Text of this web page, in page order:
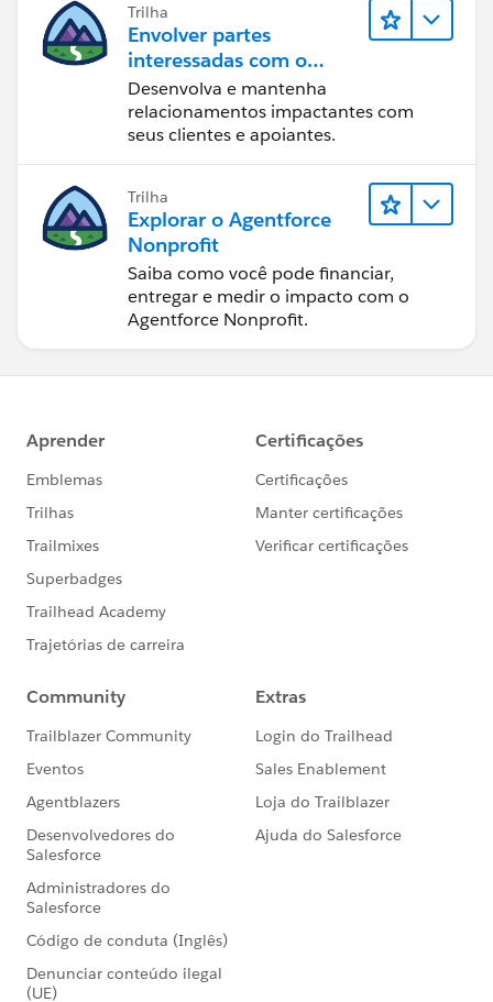
Trilha
Envolver partes
interessadas com o
Nonprofit Success Pack
Desenvolva e mantenha
relacionamentos impactantes com
seus clientes e apoiantes.
Trilha
Explorar o Agentforce
Nonprofit
Saiba como você pode financiar,
entregar e medir o impacto com o
Agentforce Nonprofit.